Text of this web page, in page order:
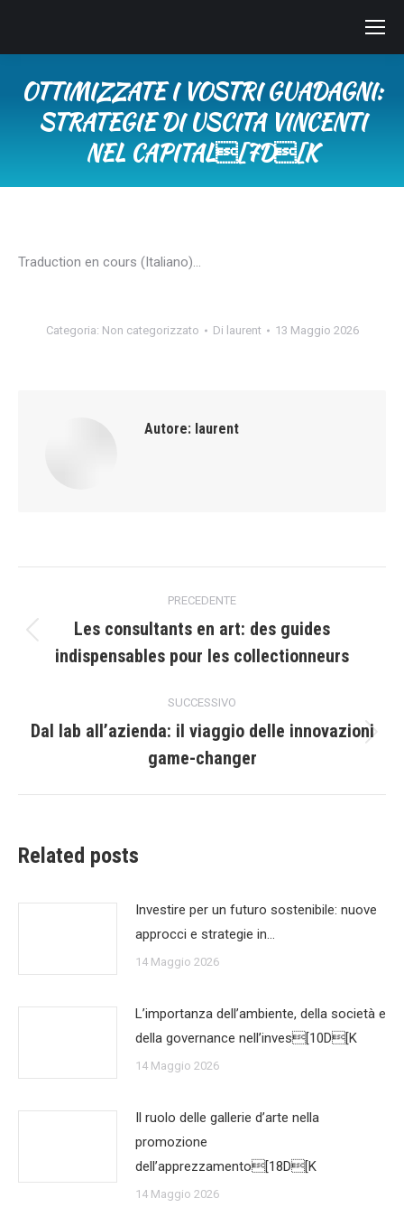
OTTIMIZZATE I VOSTRI GUADAGNI:
STRATEGIE DI USCITA VINCENTI
NEL CAPITAL[7D[K
Traduction en cours (Italiano)…
Categoria: Non categorizzato Di laurent 13 Maggio 2026
Autore: laurent
tra
PRECEDENTE
precedente:
Les consultants en art: des guides
indispensables pour les collectionneurs
SUCCESSIVO
Prossimo
post:
Dal lab all’azienda: il viaggio delle innovazioni
game-changer
Related posts
Investire per un futuro sostenibile: nuove
approcci e strategie in…
14 Maggio 2026
L’importanza dell’ambiente, della società e
della governance nell’inves[10D[K
14 Maggio 2026
Il ruolo delle gallerie d’arte nella
promozione
dell’apprezzamento[18D[K
14 Maggio 2026